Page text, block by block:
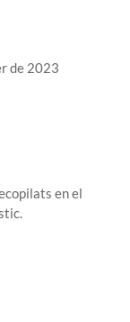
de 2023
en el